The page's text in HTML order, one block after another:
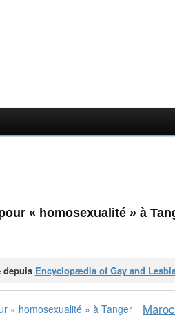
« homosexualité » à
depuis Encyclopædia of Gay and